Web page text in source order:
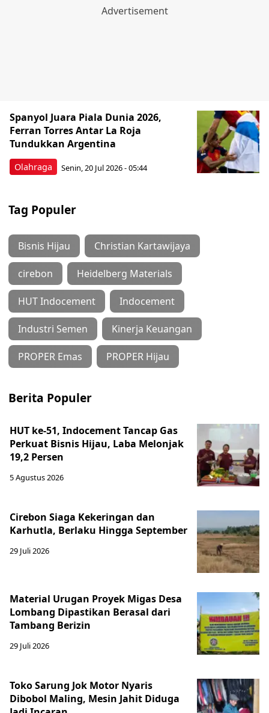
Olahraga
Spanyol Juara Piala Dunia 2026,
Ferran Torres Antar La Roja
Tundukkan Argentina
Senin, 20 Jul 2026 - 05:44
Tag Populer
Bisnis Hijau Christian Kartawijaya
cirebon Heidelberg Materials
HUT Indocement Indocement
Industri Semen Kinerja Keuangan
PROPER Emas PROPER Hijau
Berita Populer
HUT ke-51, Indocement Tancap Gas
Perkuat Bisnis Hijau, Laba Melonjak
19,2 Persen
5 Agustus 2026
Cirebon Siaga Kekeringan dan
Karhutla, Berlaku Hingga September
29 Juli 2026
Material Urugan Proyek Migas Desa
Lombang Dipastikan Berasal dari
Tambang Berizin
29 Juli 2026
Toko Sarung Jok Motor Nyaris
Dibobol Maling, Mesin Jahit Diduga